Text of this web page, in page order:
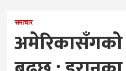
समाचार
अमेरिकासँगको